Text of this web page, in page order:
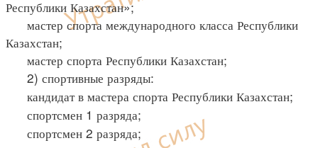
Республики Казахстан»;
мастер спорта международного класса Республики
Казахстан;
мастер спорта Республики Казахстан;
2) спортивные разряды:
кандидат в мастера спорта Республики Казахстан;
спортсмен 1 разряда;
спортсмен 2 разряда;